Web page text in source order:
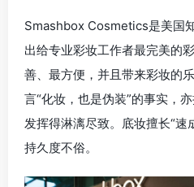
Smashbox Cosmetics是美国
出给专业彩妆工作者最完美的
善、最方便，并且带来彩妆的
言“化妆，也是伪装”的事实，
发挥得淋漓尽致。底妆擅长“速
持久度不俗。